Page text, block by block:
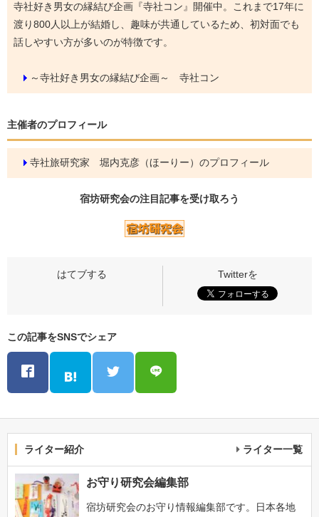
寺社好き男女の縁結び企画『寺社コン』開催中。これまで17年に
渡り800人以上が結婚し、趣味が共通しているため、初対面でも
話しやすい方が多いのが特徴です。
～寺社好き男女の縁結び企画～ 寺社コン
主催者のプロフィール
寺社旅研究家 堀内克彦（ほーりー）のプロフィール
宿坊研究会の注目記事を受け取ろう
この記事をSNSでシェア
ライター紹介 ライター一覧
お守り研究会編集部
宿坊研究会のお守り情報編集部です。日本各地